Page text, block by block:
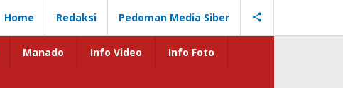
Home Redaksi Pedoman Media Siber
Manado Info Video Info Foto